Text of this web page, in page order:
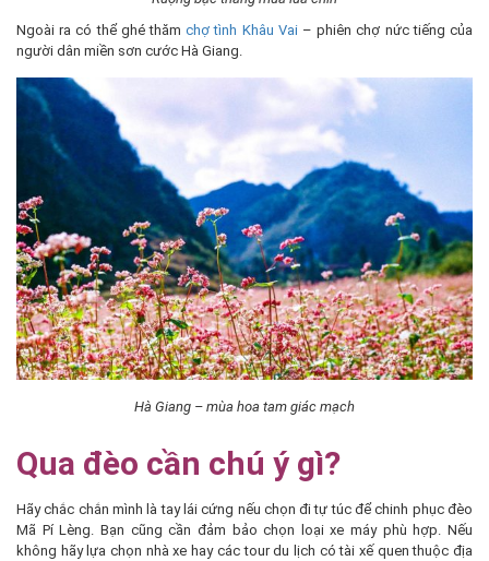
Ngoài ra có thể ghé thămchợ tình Khâu Vai– phiên chợ nức tiếng của
người dân miền sơn cước Hà Giang.
Hà Giang – mùa hoa tam giác mạch
Qua đèo cần chú ý gì?
Hãy chắc chắn mình là tay lái cứng nếu chọn đi tự túc để chinh phục đèo
Mã Pí Lèng. Bạn cũng cần đảm bảo chọn loại xe máy phù hợp. Nếu
không hãy lựa chọn nhà xe hay các tour du lịch có tài xế quen thuộc địa